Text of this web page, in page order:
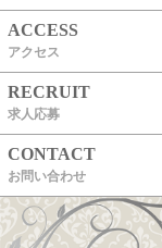
ACCESS
アクセス
RECRUIT
求人応募
CONTACT
お問い合わせ